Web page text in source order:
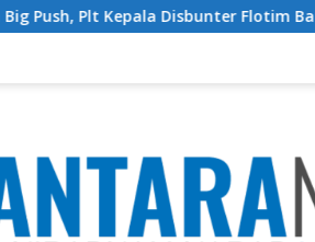
Disbunter Flotim Bantah Tidak